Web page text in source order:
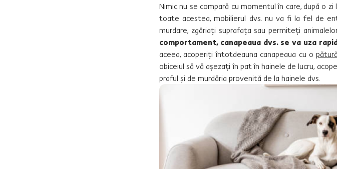
Nimic nu se compară cu momentul în care, după o
toate acestea, mobilierul dvs. nu va fi la fel de
murdare, zgâriați suprafața sau permiteți
comportament, canapeaua dvs. se va uza
aceea, acoperiți întotdeauna canapeaua cu opătură
obiceiul să vă așezați în pat în hainele de lucru,
praful și de murdăria provenită de la hainele dvs.